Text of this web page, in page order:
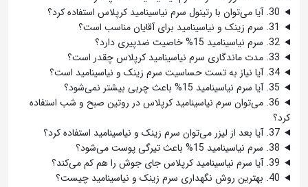
30. آیا می‌توان با رتینول سرم نیاسینامید کرپلاس استفاده کرد؟
31. سرم زینک و نیاسینامید برای آقایان مناسب است؟
32. سرم نیاسینامید 15% خاصیت ضدپیری دارد؟
33. مدت ماندگاری سرم نیاسینامید کرپلاس چقدر است؟
34. آیا نیاز به تست حساسیت سرم زینک و نیاسینامید است؟
35. آیا سرم نیاسینامید 15% باعث چربی بیشتر نمی‌شود؟
36. می‌توان سرم نیاسینامید کرپلاس در روتین صبح و شب استفاده
کرد؟
37. آیا بعد از لیزر می‌توان سرم زینک و نیاسینامید استفاده کرد؟
38. سرم نیاسینامید 15% باعث تیرگی پوست می‌شود؟
39. آیا سرم نیاسینامید کرپلاس جای جوش را هم کم می‌کند؟
40. بهترین روش نگهداری سرم زینک و نیاسینامید چیست؟